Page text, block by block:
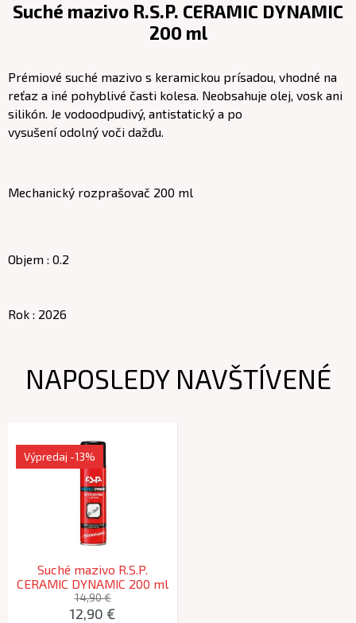
Suché mazivo R.S.P. CERAMIC DYNAMIC
200 ml
Prémiové suché mazivo s keramickou prísadou, vhodné na
reťaz a iné pohyblivé časti kolesa. Neobsahuje olej, vosk ani
silikón. Je vodoodpudivý, antistatický a po
vysušení odolný voči dažďu.
Mechanický rozprašovač 200 ml
Objem : 0.2
Rok : 2026
NAPOSLEDY NAVŠTÍVENÉ
Suché mazivo R.S.P.
CERAMIC DYNAMIC 200 ml
Výpredaj -13%
14,90 €
12,90 €